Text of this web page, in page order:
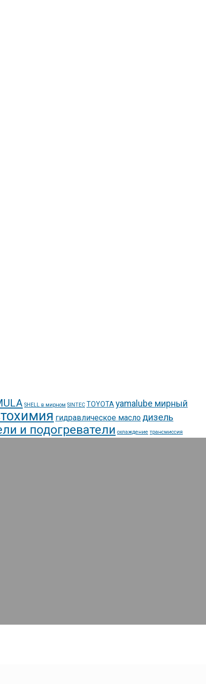
SHELL в мирном SINTEC TOYOTA yamalube мирный
гидравлическое масло дизель
и подогреватели охлаждение трансмиссия